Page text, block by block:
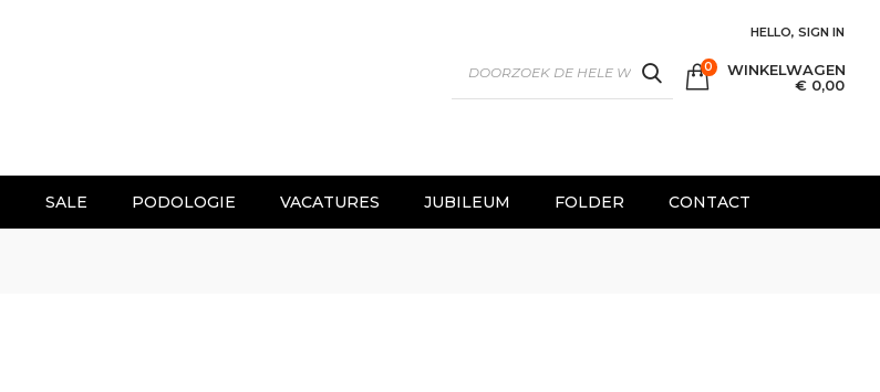
HELLO, SIGN IN
SEARCH WINKELWAGEN
€ 0,00
0
SALE PODOLOGIE VACATURES JUBILEUM FOLDER CONTACT